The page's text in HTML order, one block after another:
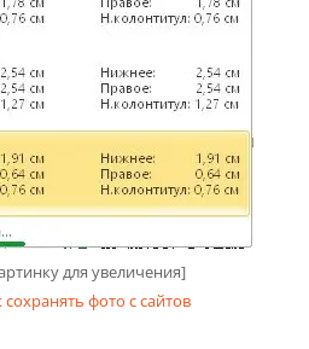
для увеличения]
сохранять фото с сайтов